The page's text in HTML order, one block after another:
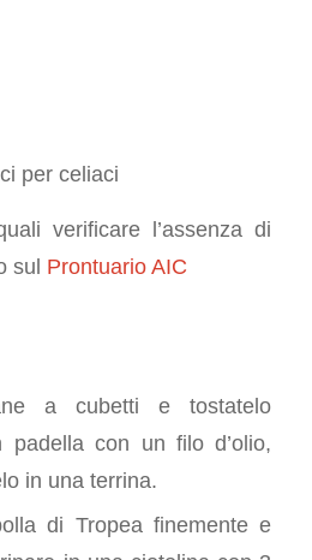
per celiaci
verificare l’assenza di
sul Prontuario AIC
a cubetti e tostatelo
padella con un filo d’olio,
in una terrina.
di Tropea finemente e